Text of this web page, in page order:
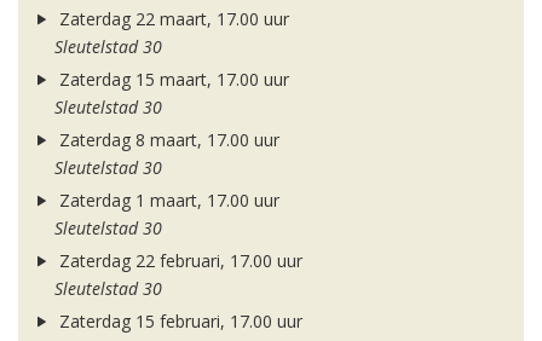
Zaterdag 22 maart, 17.00 uur
Sleutelstad 30
Zaterdag 15 maart, 17.00 uur
Sleutelstad 30
Zaterdag 8 maart, 17.00 uur
Sleutelstad 30
Zaterdag 1 maart, 17.00 uur
Sleutelstad 30
Zaterdag 22 februari, 17.00 uur
Sleutelstad 30
Zaterdag 15 februari, 17.00 uur